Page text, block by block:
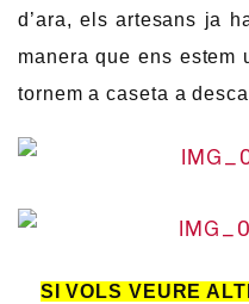
d’ara, els artesans ja
manera que ens estem
tornem a caseta a
SI VOLS VEURE